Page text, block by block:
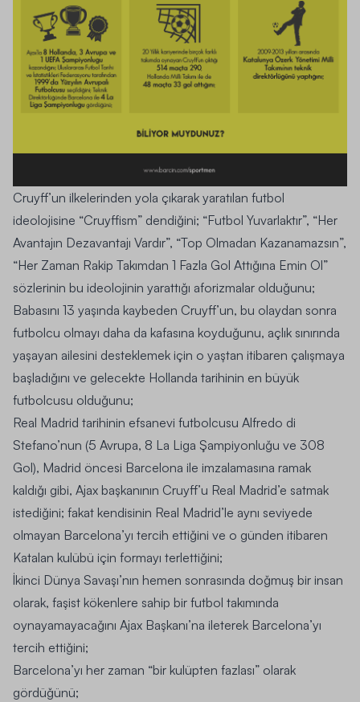
Cruyff’un ilkelerinden yola çıkarak yaratılan futbol
ideolojisine “Cruyffism” dendiğini; “Futbol Yuvarlaktır”, “Her
Avantajın Dezavantajı Vardır”, “Top Olmadan Kazanamazsın”,
“Her Zaman Rakip Takımdan 1 Fazla Gol Attığına Emin Ol”
sözlerinin bu ideolojinin yarattığı aforizmalar olduğunu;
Babasını 13 yaşında kaybeden Cruyff’un, bu olaydan sonra
futbolcu olmayı daha da kafasına koyduğunu, açlık sınırında
yaşayan ailesini desteklemek için o yaştan itibaren çalışmaya
başladığını ve gelecekte Hollanda tarihinin en büyük
futbolcusu olduğunu;
Real Madrid tarihinin efsanevi futbolcusu Alfredo di
Stefano’nun (5 Avrupa, 8 La Liga Şampiyonluğu ve 308
Gol), Madrid öncesi Barcelona ile imzalamasına ramak
kaldığı gibi, Ajax başkanının Cruyff’u Real Madrid’e satmak
istediğini; fakat kendisinin Real Madrid’le aynı seviyede
olmayan Barcelona’yı tercih ettiğini ve o günden itibaren
Katalan kulübü için formayı terlettiğini;
İkinci Dünya Savaşı’nın hemen sonrasında doğmuş bir insan
olarak, faşist kökenlere sahip bir futbol takımında
oynayamayacağını Ajax Başkanı’na ileterek Barcelona’yı
tercih ettiğini;
Barcelona’yı her zaman “bir kulüpten fazlası” olarak
gördüğünü;